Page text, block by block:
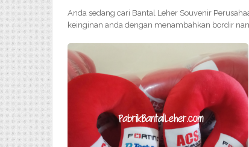
Anda sedang cari Bantal Leher Souvenir
keinginan anda dengan menambahkan bordir